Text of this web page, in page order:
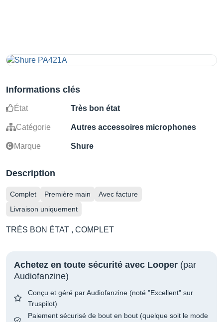
Informations clés
État Très bon état
Catégorie Autres accessoires microphones
Marque Shure
Description
Complet Première main
Avec facture
Livraison uniquement
TRÉS BON ÉTAT , COMPLET
Achetez en toute sécurité avec Looper (par
Audiofanzine)
Conçu et géré par Audiofanzine (noté "Excellent" sur
Truspilot)
Paiement sécurisé de bout en bout (quelque soit le mode